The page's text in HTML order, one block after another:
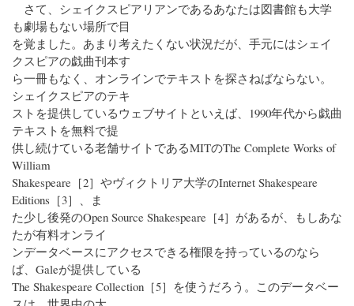
さて、シェイクスピアリアンであるあなたは図書館も大学
も劇場もない場所で目
を覚ました。あまり考えたくない状況だが、手元にはシェイ
クスピアの戯曲刊本す
ら一冊もなく、オンラインでテキストを探さねばならない。
シェイクスピアのテキ
ストを提供しているウェブサイトといえば、1990年代から戯曲
テキストを無料で提
供し続けている老舗サイトであるMITのThe Complete Works of
William
Shakespeare［2］やヴィクトリア大学のInternet Shakespeare
Editions［3］、ま
た少し後発のOpen Source Shakespeare［4］があるが、もしあな
たが有料オンライ
ンデータベースにアクセスできる権限を持っているのなら
ば、Galeが提供している
The Shakespeare Collection［5］を使うだろう。このデータベー